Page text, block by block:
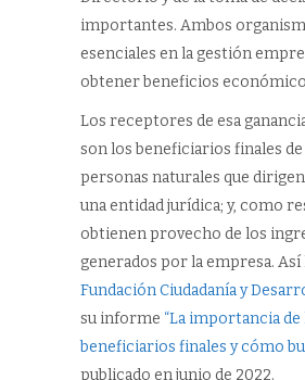
importantes. Ambos
esenciales en la gestión
obtener beneficios
Los receptores de esa
son los beneficiarios finales de
personas naturales que
una entidad jurídica; y, como
obtienen provecho de los
generados por la empresa. Así
Fundación Ciudadanía y
su informe “La importancia de
beneficiarios finales y cómo
publicado en junio de 2022.